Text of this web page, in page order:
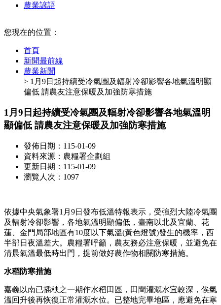
農業諺語
您現在的位置：
首頁
新聞最前線
農業新聞
> 1月9日起持續受冷氣團及輻射冷卻影響各地氣溫明顯
偏低 請農友注意保暖及加強防寒措施
1月9日起持續受冷氣團及輻射冷卻影響各地氣溫明
顯偏低 請農友注意保暖及加強防寒措施
發佈日期：115-01-09
資料來源：農糧署企劃組
更新日期：115-01-09
瀏覽人次：1097
依據中央氣象署1月9日發布低溫特報表示，受強烈大陸冷氣團
及輻射冷卻影響，各地氣溫明顯偏低，臺南以北及宜蘭、花
蓮、金門局部地區有10度以下氣溫(黃色燈號)發生的機率，西
半部日夜溫差大。農糧署呼籲，農友務必注意保暖，並避免在
清晨氣溫最低時出門，提前做好農作物相關防寒措施。
水稻防寒措施
嘉義以南已插秧之一期作水稻田區，田間灌溉水宜較深，俟氣
溫回升後再恢復正常灌溉水位。已整地完畢地區，應避免在寒